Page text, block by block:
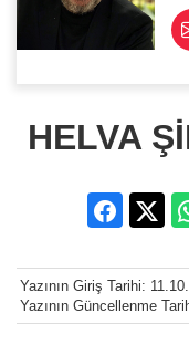
HELVA
Yazının Giriş Tarihi:
Yazının Güncellenme